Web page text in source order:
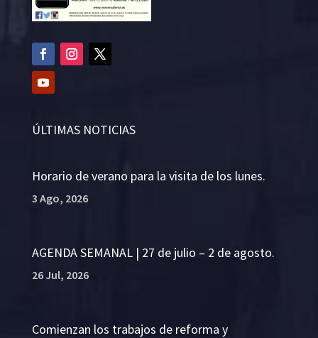
ÚLTIMAS NOTICIAS
Horario de verano para la visita de los lunes.
3 Ago, 2026
AGENDA SEMANAL | 27 de julio – 2 de agosto.
26 Jul, 2026
Comienzan los trabajos de reforma y